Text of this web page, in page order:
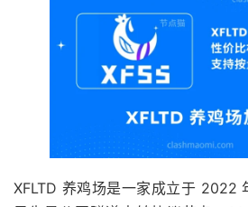
XFLTD 养鸡场是一家成立于 2022